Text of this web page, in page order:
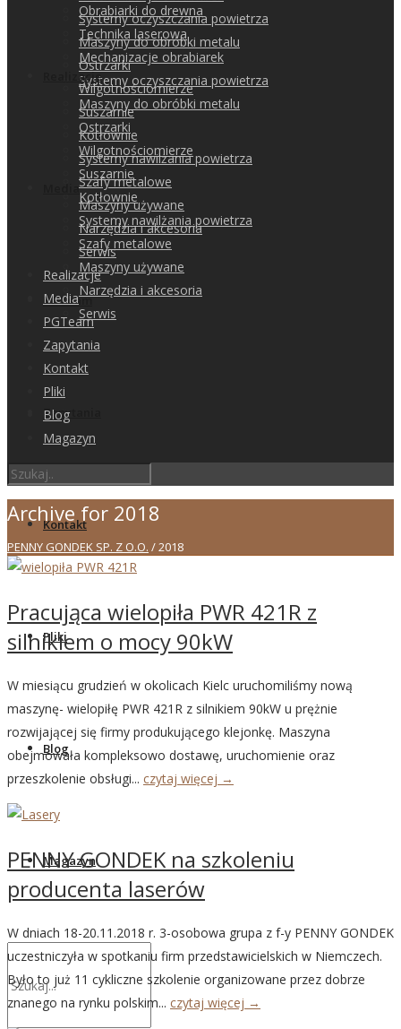
Obrabiarki do drewna
Technika laserowa
Mechanizacje obrabiarek
Systemy oczyszczania powietrza
Maszyny do obróbki metalu
Ostrzarki
Wilgotnościomierze
Suszarnie
Kotłownie
Systemy nawilżania powietrza
Szafy metalowe
Maszyny używane
Narzędzia i akcesoria
Serwis
Realizacje
Media
PGTeam
Zapytania
Kontakt
Pliki
Blog
Magazyn
Systemy oczyszczania powietrza
Maszyny do obróbki metalu
Ostrzarki
Wilgotnościomierze
Suszarnie
Kotłownie
Systemy nawilżania powietrza
Szafy metalowe
Maszyny używane
Narzędzia i akcesoria
Serwis
Realizacje
Media
PGTeam
Zapytania
Kontakt
Pliki
Blog
Magazyn
Archive for 2018
PENNY GONDEK SP. Z O.O. /2018
Pracująca wielopiła PWR 421R z
silnikiem o mocy 90kW
W miesiącu grudzień w okolicach Kielc uruchomiliśmy nową
maszynę- wielopiłę PWR 421R z silnikiem 90kW u prężnie
rozwijającej się firmy produkującego klejonkę. Maszyna
obejmowała kompleksowo dostawę, uruchomienie oraz
przeszkolenie obsługi... czytaj więcej →
PENNY GONDEK na szkoleniu
producenta laserów
W dniach 18-20.11.2018 r. 3-osobowa grupa z f-y PENNY GONDEK
uczestniczyła w spotkaniu firm przedstawicielskich w Niemczech.
Było to już 11 cykliczne szkolenie organizowane przez dobrze
znanego na rynku polskim... czytaj więcej →